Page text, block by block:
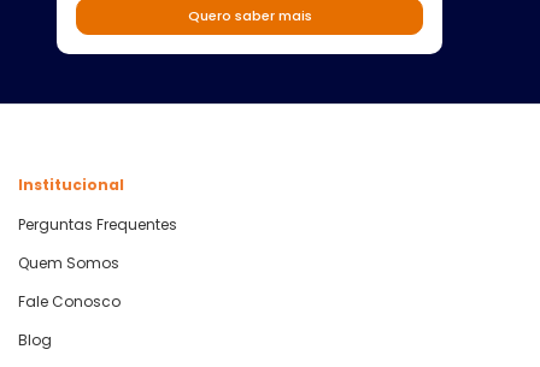
Quero saber mais
Institucional
Perguntas Frequentes
Quem Somos
Fale Conosco
Blog